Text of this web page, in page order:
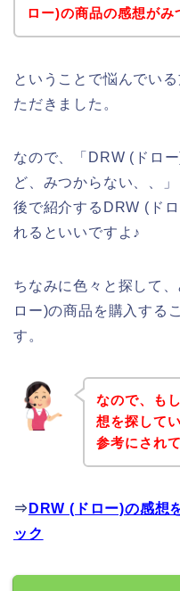
ロー)の商品の感想がみ
ということで悩んでい
ただきました。
なので、「DRW (ドロ
ど、みつからない、、
後で紹介するDRW (ド
れるといいですよ♪
ちなみに色々と探して
ロー)の商品を購入する
す。
なので、も
想を探して
参考にされ
⇒ DRW (ドロー)の感想
ック